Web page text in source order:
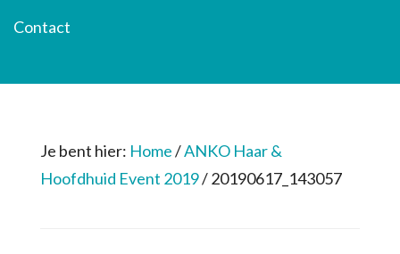
Contact
Je bent hier: Home/ANKO Haar &
Hoofdhuid Event 2019/20190617_143057